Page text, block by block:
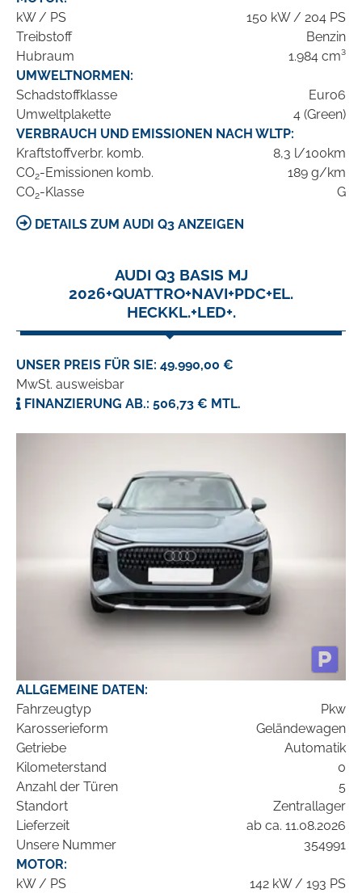
kW / PS
150 kW / 204 PS
Treibstoff
Benzin
Hubraum
1.984 cm³
UMWELTNORMEN:
Schadstoffklasse
Euro6
Umweltplakette
4 (Green)
VERBRAUCH UND EMISSIONEN NACH WLTP:
Kraftstoffverbr. komb.
8,3 l/100km
CO2-Emissionen komb.
189 g/km
CO2-Klasse G
DETAILS ZUM AUDI Q3 ANZEIGEN
AUDI Q3 BASIS MJ
2026+QUATTRO+NAVI+PDC+EL.
HECKKL.+LED+.
UNSER PREIS FÜR SIE: 49.990,00 €
MwSt. ausweisbar
FINANZIERUNG AB.: 506,73 € MTL.
ALLGEMEINE DATEN:
Fahrzeugtyp
Pkw
Karosserieform
Geländewagen
Getriebe
Automatik
Kilometerstand
0
Anzahl der Türen
5
Standort
Zentrallager
Lieferzeit
ab ca. 11.08.2026
Unsere Nummer
354991
MOTOR:
kW / PS
142 kW / 193 PS